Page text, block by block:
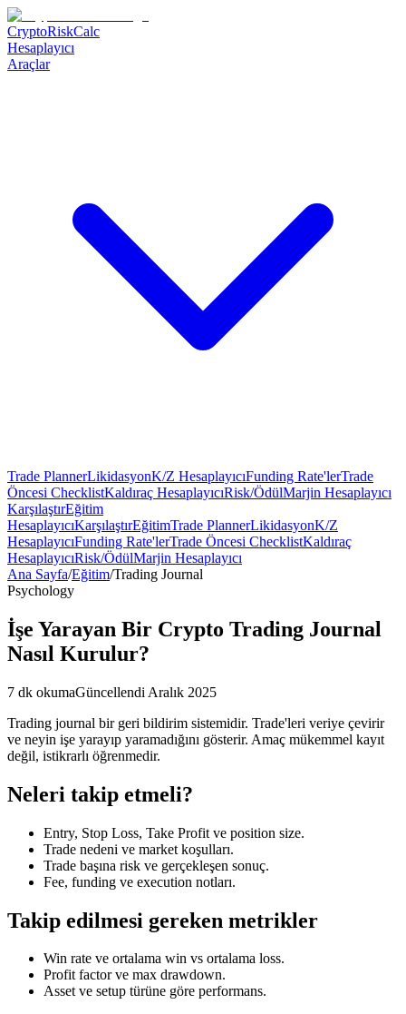
CryptoRiskCalc
Hesaplayıcı
Araçlar
Trade PlannerLikidasyonK/Z HesaplayıcıFunding Rate'lerTrade
Öncesi ChecklistKaldıraç HesaplayıcıRisk/ÖdülMarjin Hesaplayıcı
KarşılaştırEğitim
HesaplayıcıKarşılaştırEğitimTrade PlannerLikidasyonK/Z
HesaplayıcıFunding Rate'lerTrade Öncesi ChecklistKaldıraç
HesaplayıcıRisk/ÖdülMarjin Hesaplayıcı
Ana Sayfa/Eğitim/Trading Journal
Psychology
İşe Yarayan Bir Crypto Trading Journal
Nasıl Kurulur?
7 dk okumaGüncellendi Aralık 2025
Trading journal bir geri bildirim sistemidir. Trade'leri veriye çevirir
ve neyin işe yarayıp yaramadığını gösterir. Amaç mükemmel kayıt
değil, istikrarlı öğrenmedir.
Neleri takip etmeli?
Entry, Stop Loss, Take Profit ve position size.
Trade nedeni ve market koşulları.
Trade başına risk ve gerçekleşen sonuç.
Fee, funding ve execution notları.
Takip edilmesi gereken metrikler
Win rate ve ortalama win vs ortalama loss.
Profit factor ve max drawdown.
Asset ve setup türüne göre performans.